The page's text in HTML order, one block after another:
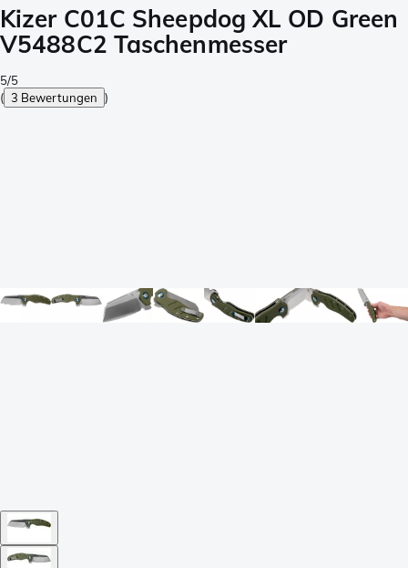
Kizer C01C Sheepdog XL OD Green
V5488C2 Taschenmesser
5/5
( 3 Bewertungen )